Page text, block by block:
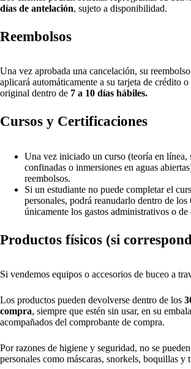
días de antelación, sujeto a disponibilidad.
Reembolsos
Una vez aprobada una cancelación, su
aplicará automáticamente a su tarjeta de crédito
original dentro de 7 a 10 días hábiles.
Cursos y Certificaciones
Una vez iniciado un curso (teoría en línea,
confinadas o inmersiones en aguas
reembolsos.
Si un estudiante no puede completar el
personales, podrá reanudarlo dentro de los
únicamente los gastos administrativos o
Productos físicos (si
Si vendemos equipos o accesorios de buceo a
Los productos pueden devolverse dentro de los
compra, siempre que estén sin usar, en su
acompañados del comprobante de compra.
Por razones de higiene y seguridad, no se
personales como máscaras, snorkels, boquillas y